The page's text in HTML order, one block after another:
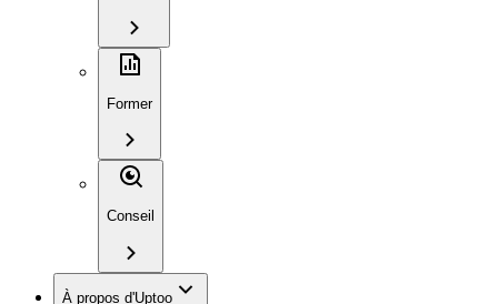
Former
Conseil
À propos d'Uptoo